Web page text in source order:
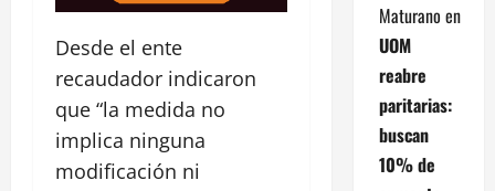
Desde el ente
recaudador indicaron
que “la medida no
implica ninguna
modificación ni
Maturano en
UOM
reabre
paritarias:
buscan
10% de